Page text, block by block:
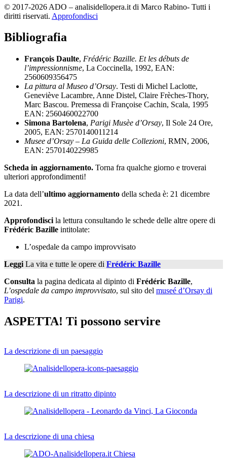
© 2017-2026 ADO – analisidellopera.it di Marco Rabino- Tutti i
diritti riservati. Approfondisci
Bibliografia
François Daulte, Frédéric Bazille. Et les débuts de
l’impressionnisme, La Coccinella, 1992, EAN:
2560609356475
La pittura al Museo d’Orsay. Testi di Michel Laclotte,
Geneviève Lacambre, Anne Distel, Claire Frèches-Thory,
Marc Bascou. Premessa di Françoise Cachin, Scala, 1995
EAN: 2560460022700
Simona Bartolena, Parigi Musèe d’Orsay, Il Sole 24 Ore,
2005, EAN: 2570140011214
Musee d’Orsay – La Guida delle Collezioni, RMN, 2006,
EAN: 2570140229985
Scheda in aggiornamento. Torna fra qualche giorno e troverai
ulteriori approfondimenti!
La data dell’ultimo aggiornamento della scheda è: 21 dicembre
2021.
Approfondisci la lettura consultando le schede delle altre opere di
Frédéric Bazille intitolate:
L’ospedale da campo improvvisato
Leggi La vita e tutte le opere di Frédéric Bazille
Consulta la pagina dedicata al dipinto di Frédéric Bazille,
L’ospedale da campo improvvisato, sul sito del museé d’Orsay di
Parigi.
ASPETTA! Ti possono servire
La descrizione di un paesaggio
La descrizione di un ritratto dipinto
La descrizione di una chiesa